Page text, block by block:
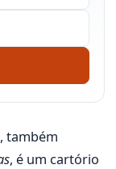
, também
, é um cartório